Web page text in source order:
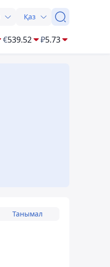
Қаз
€539.52 ₽5.73
Танымал